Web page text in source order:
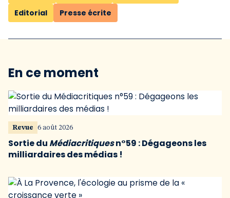
Editorial
Presse écrite
En ce moment
Revue 6 août 2026
Sortie du Médiacritiquesn°59 : Dégageons les
milliardaires des médias !